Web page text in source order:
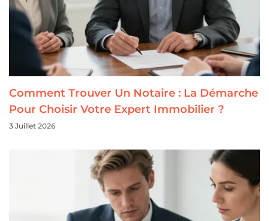
Comment Trouver Un Notaire : La Démarche
Pour Choisir Votre Expert Immobilier ?
3 Juillet 2026